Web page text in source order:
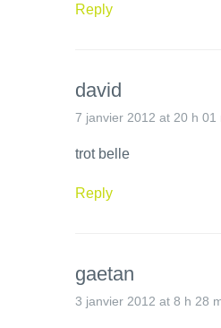
Reply
david
7 janvier 2012 at 20 h 01
trot belle
Reply
gaetan
3 janvier 2012 at 8 h 28